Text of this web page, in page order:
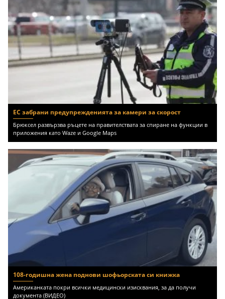
ЕС забрани предупрежденията за камери за скорост
Брюксел развързва ръцете на правителствата за спиране на функции в
приложения като Waze и Google Maps
108-годишна жена поднови шофьорската си книжка
Американката покри всички медицински изисквания, за да получи
документа (ВИДЕО)